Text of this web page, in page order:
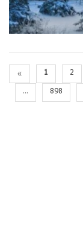
« 1 2
...
898